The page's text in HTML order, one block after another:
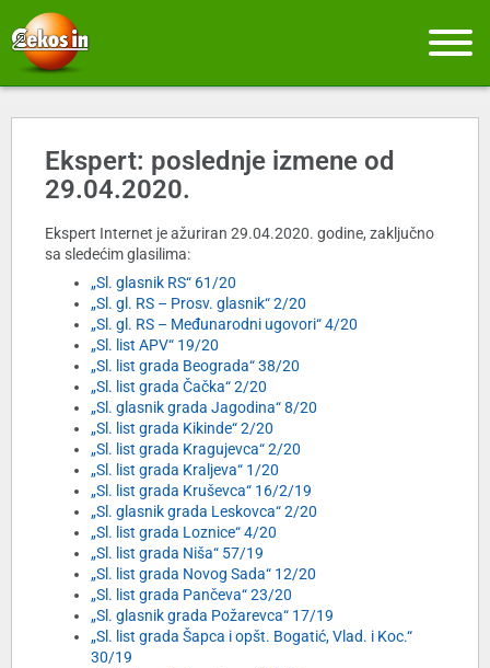
Ekspert: poslednje izmene od
29.04.2020.
Ekspert Internet je ažuriran 29.04.2020. godine, zaključno
sa sledećim glasilima:
„Sl. glasnik RS“ 61/20
„Sl. gl. RS – Prosv. glasnik“ 2/20
„Sl. gl. RS – Međunarodni ugovori“ 4/20
„Sl. list APV“ 19/20
„Sl. list grada Beograda“ 38/20
„Sl. list grada Čačka“ 2/20
„Sl. glasnik grada Jagodina“ 8/20
„Sl. list grada Kikinde“ 2/20
„Sl. list grada Kragujevca“ 2/20
„Sl. list grada Kraljeva“ 1/20
„Sl. list grada Kruševca“ 16/2/19
„Sl. glasnik grada Leskovca“ 2/20
„Sl. list grada Loznice“ 4/20
„Sl. list grada Niša“ 57/19
„Sl. list grada Novog Sada“ 12/20
„Sl. list grada Pančeva“ 23/20
„Sl. glasnik grada Požarevca“ 17/19
„Sl. list grada Šapca i opšt. Bogatić, Vlad. i Koc.“
30/19